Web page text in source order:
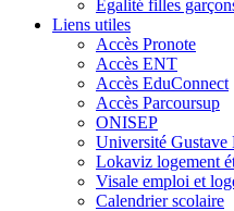
Egalité filles
Liens utiles
Accès Pronote
Accès ENT
Accès EduConnect
Accès Parcoursup
ONISEP
Université Gustave
Lokaviz logement
Visale emploi et
Calendrier scolaire